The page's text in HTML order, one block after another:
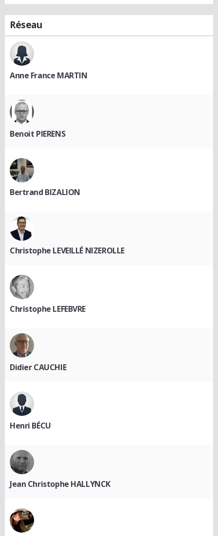
Réseau
Anne France MARTIN
Benoit PIERENS
Bertrand BIZALION
Christophe LEVEILLÉ NIZEROLLE
Christophe LEFEBVRE
Didier CAUCHIE
Henri BÉCU
Jean Christophe HALLYNCK